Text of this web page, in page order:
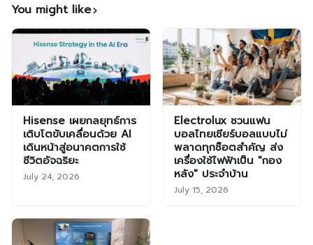
You might like
Hisense เผยกลยุทธ์การ
เติบโตขับเคลื่อนด้วย AI
เดินหน้าสู่อนาคตการใช้
ชีวิตอัจฉริยะ
July 24, 2026
Electrolux ชวนแฟน
บอลไทยเชียร์บอลแบบไม่
พลาดทุกช็อตสำคัญ ส่ง
เครื่องใช้ไฟฟ้าเป็น "กอง
หลัง" ประจำบ้าน
July 15, 2026